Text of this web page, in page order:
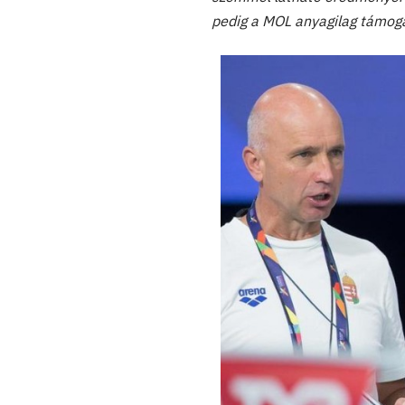
pedig a MOL anyagilag